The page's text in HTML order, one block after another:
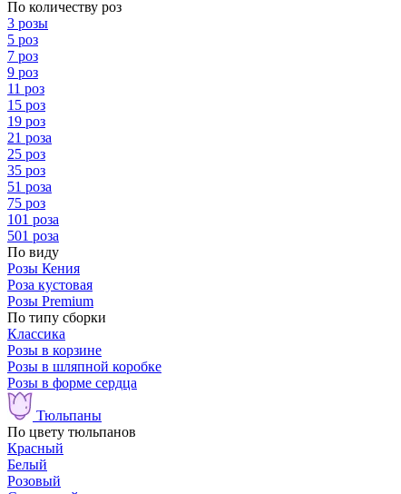
По количеству роз
3 розы
5 роз
7 роз
9 роз
11 роз
15 роз
19 роз
21 роза
25 роз
35 роз
51 роза
75 роз
101 роза
501 роза
По виду
Розы Кения
Роза кустовая
Розы Premium
По типу сборки
Классика
Розы в корзине
Розы в шляпной коробке
Розы в форме сердца
Тюльпаны
По цвету тюльпанов
Красный
Белый
Розовый